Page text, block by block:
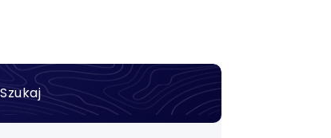
Szukaj